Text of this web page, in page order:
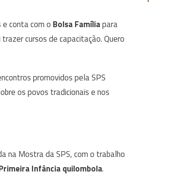
conta com o Bolsa Famíliapara
cursos de capacitação. Quero
promovidos pela SPS
os povos tradicionais e nos
na Mostra da SPS, com o trabalho
Infância quilombola.